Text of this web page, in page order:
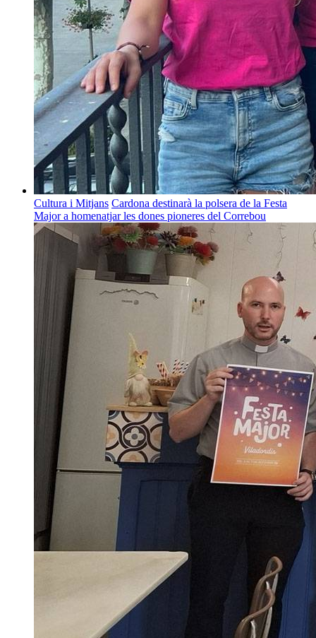
Cultura i Mitjans Cardona destinarà la polsera de la Festa
Major a homenatjar les dones pioneres del Correbou